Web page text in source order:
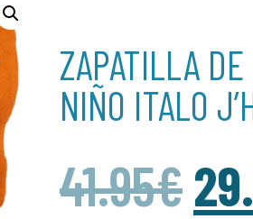
ZAPATILLA
NIÑO ITALO
41.95€